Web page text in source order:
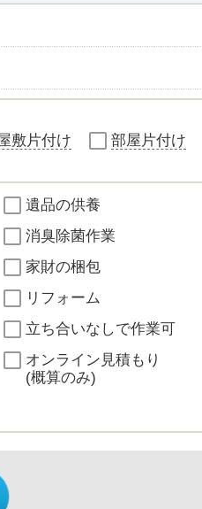
敷片付け 部屋片付け
遺品の供養
消臭除菌作業
家財の梱包
リフォーム
立ち合いなしで作業可
オンライン見積もり
(概算のみ)